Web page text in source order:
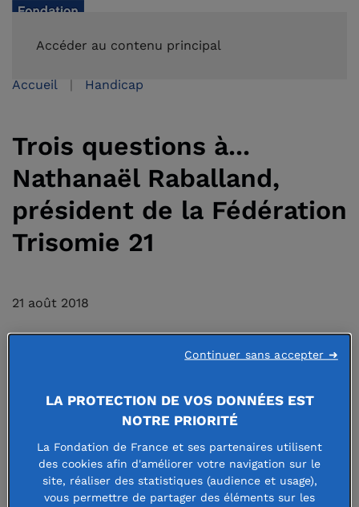
Accéder au contenu principal
Accueil Handicap
Trois questions à...
Nathanaël Raballand,
président de la Fédération
Trisomie 21
21 août 2018
Quel regard porte notre
société sur les personnes
?
Il est variable en fonction
LA PROTECTION DE VOS DONNÉES EST
NOTRE PRIORITÉ
La Fondation de France et ses partenaires utilisent
des cookies afin d'améliorer votre navigation sur le
site, réaliser des statistiques (audience et usage),
vous permettre de partager des éléments sur les
Continuer sans accepter ➜